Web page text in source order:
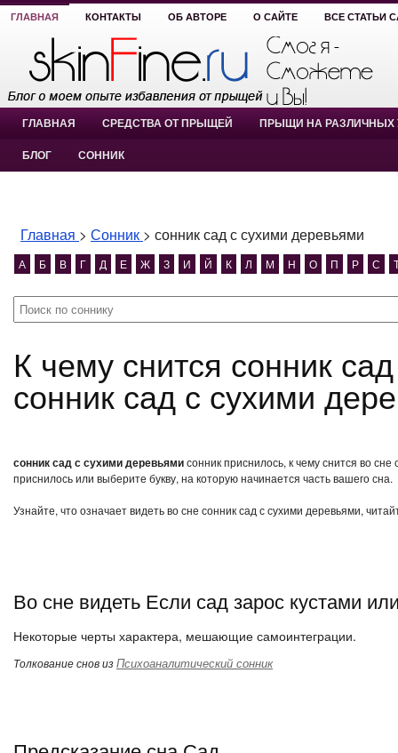
ГЛАВНАЯ КОНТАКТЫ ОБ АВТОРЕ О САЙТЕ ВСЕ СТАТЬИ
ГЛАВНАЯ СРЕДСТВА ОТ ПРЫЩЕЙ ПРЫЩИ НА РАЗЛИЧНЫХ
БЛОГ СОННИК
Главная > Сонник > сонник сад с сухими деревьями
А Б В Г Д Е Ж З И Й К Л М Н О П Р С
К чему снится сонник сад с сухими деревьями?
сонник сад с сухими
сонник сад с сухими деревьямисонник приснилось, к чему снится во
приснилось или выберите букву, на которую начинается часть вашего сна.
Узнайте, что означает видеть во сне сонник сад с сухими деревьями,
Во сне видеть Если сад зарос кустами
Некоторые черты характера, мешающие самоинтеграции.
Толкование снов изПсихоаналитический сонник